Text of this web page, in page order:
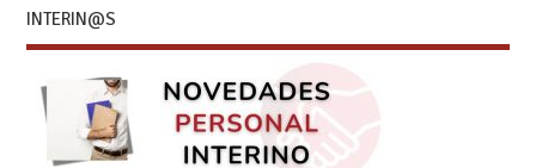
INTERIN@S